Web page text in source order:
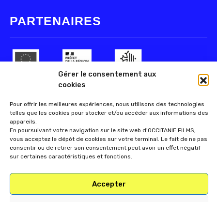
Gérer le consentement aux
cookies
Pour offrir les meilleures expériences, nous utilisons des technologies
telles que les cookies pour stocker et/ou accéder aux informations des
appareils.
En poursuivant votre navigation sur le site web d'OCCITANIE FILMS,
vous acceptez le dépôt de cookies sur votre terminal. Le fait de ne pas
consentir ou de retirer son consentement peut avoir un effet négatif
sur certaines caractéristiques et fonctions.
Accepter
PARTENAIRES